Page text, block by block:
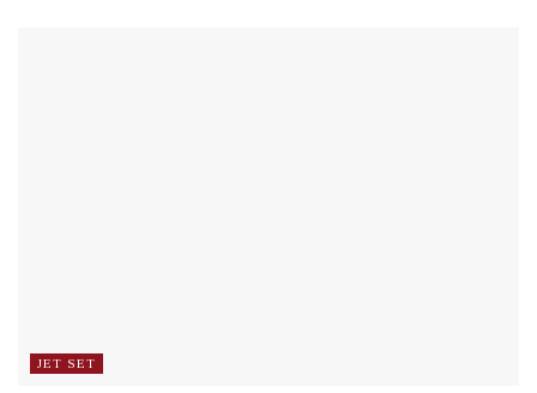
JET SET